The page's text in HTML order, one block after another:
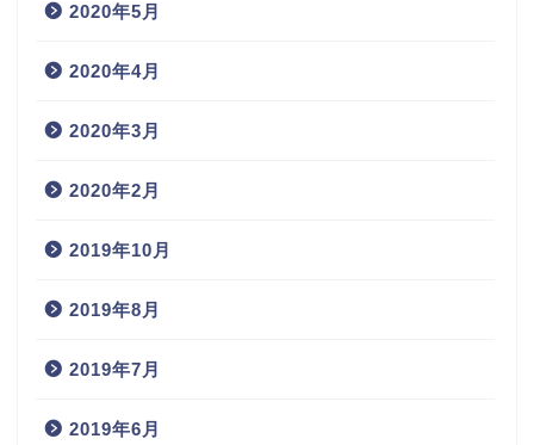
2020年5月
2020年4月
2020年3月
2020年2月
2019年10月
2019年8月
2019年7月
2019年6月